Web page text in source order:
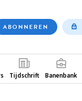
ABONNEREN
Tijdschrift Banenbank